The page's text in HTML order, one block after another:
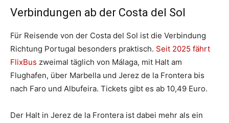
Verbindungen ab der Costa del Sol
Für Reisende von der Costa del Sol ist die Verbindung
Richtung Portugal besonders praktisch. Seit 2025 fährt
FlixBus zweimal täglich von Málaga, mit Halt am
Flughafen, über Marbella und Jerez de la Frontera bis
nach Faro und Albufeira. Tickets gibt es ab 10,49 Euro.
Der Halt in Jerez de la Frontera ist dabei mehr als ein